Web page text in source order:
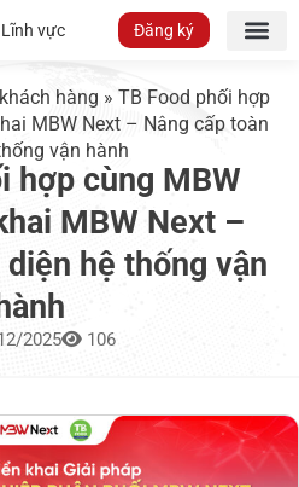
Lĩnh vực Đăng ký
hàng » TB Food phối hợp
MBW Next – Nâng cấp toàn
vận hành
hợp cùng MBW
MBW Next –
hệ thống vận
hành
2025 106